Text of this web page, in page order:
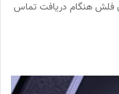
فلش هنگام دریافت تماس